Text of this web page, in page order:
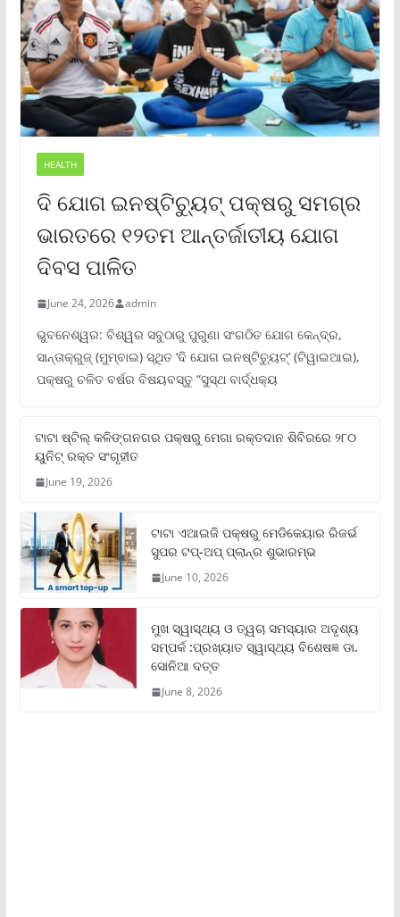
HEALTH
ଦି ଯୋଗ ଇନଷ୍ଟିଚ୍ୟୁଟ୍ ପକ୍ଷରୁ ସମଗ୍ର
ଭାରତରେ ୧୨ତମ ଆନ୍ତର୍ଜାତୀୟ ଯୋଗ
ଦିବସ ପାଳିତ
June 24, 2026 admin
ଭୁବନେଶ୍ୱର: ବିଶ୍ୱର ସବୁଠାରୁ ପୁରୁଣା ସଂଗଠିତ ଯୋଗ କେନ୍ଦ୍ର,
ସାନ୍ତାକ୍ରୁଜ୍ (ମୁମ୍ବାଇ) ସ୍ଥିତ ‘ଦି ଯୋଗ ଇନଷ୍ଟିଚ୍ୟୁଟ୍‌’ (ଟିୱାଇଆଇ),
ପକ୍ଷରୁ ଚଳିତ ବର୍ଷର ବିଷୟବସ୍ତୁ “ସୁସ୍ଥ ବାର୍ଦ୍ଧକ୍ୟ
ଟାଟା ଷ୍ଟିଲ୍‌ କଳିଙ୍ଗନଗର ପକ୍ଷରୁ ମେଗା ରକ୍ତଦାନ ଶିବିରରେ ୨୮୦
ୟୁନିଟ୍‌ ରକ୍ତ ସଂଗୃହୀତ
June 19, 2026
ଟାଟା ଏଆଇଜି ପକ୍ଷରୁ ମେଡିକେୟାର ରିଜର୍ଭ
ସୁପର ଟପ୍‌-ଅପ୍ ପ୍ଲାନ୍‌ର ଶୁଭାରମ୍ଭ
June 10, 2026
ମୁଖ ସ୍ୱାସ୍ଥ୍ୟ ଓ ତ୍ୱଚା ସମସ୍ୟାର ଅଦୃଶ୍ୟ
ସମ୍ପର୍କ :ପ୍ରଖ୍ୟାତ ସ୍ୱାସ୍ଥ୍ୟ ବିଶେଷଜ୍ଞ ଡା.
ସୋନିଆ ଦତ୍ତ
June 8, 2026